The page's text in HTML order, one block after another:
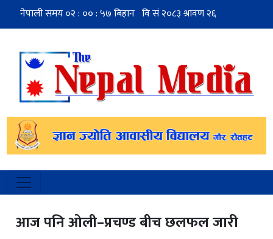
आज पनि ओली–प्रचण्ड बीच छलफल जारी